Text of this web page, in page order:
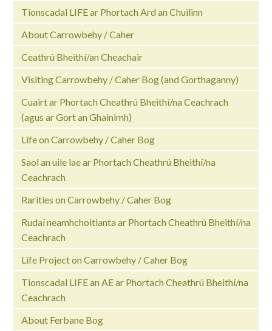
Tionscadal LIFE ar Phortach Ard an Chuilinn
About Carrowbehy / Caher
Ceathrú Bheithí/an Cheachair
Visiting Carrowbehy / Caher Bog (and Gorthaganny)
Cuairt ar Phortach Cheathrú Bheithí/na Ceachrach
(agus ar Gort an Ghainimh)
Life on Carrowbehy / Caher Bog
Saol an uile lae ar Phortach Cheathrú Bheithí/na
Ceachrach
Rarities on Carrowbehy / Caher Bog
Rudaí neamhchoitianta ar Phortach Cheathrú Bheithí/na
Ceachrach
Life Project on Carrowbehy / Caher Bog
Tionscadal LIFE an AE ar Phortach Cheathrú Bheithí/na
Ceachrach
About Ferbane Bog